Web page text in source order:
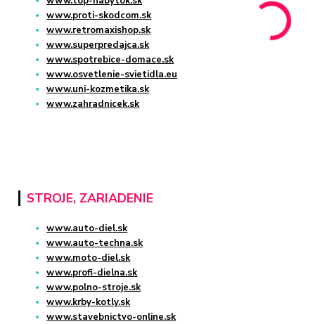
www.proti-skodcom.sk
www.retromaxishop.sk
www.superpredajca.sk
www.spotrebice-domace.sk
www.osvetlenie-svietidla.eu
www.uni-kozmetika.sk
www.zahradnicek.sk
STROJE, ZARIADENIE
www.auto-diel.sk
www.auto-techna.sk
www.moto-diel.sk
www.profi-dielna.sk
www.polno-stroje.sk
www.krby-kotly.sk
www.stavebnictvo-online.sk